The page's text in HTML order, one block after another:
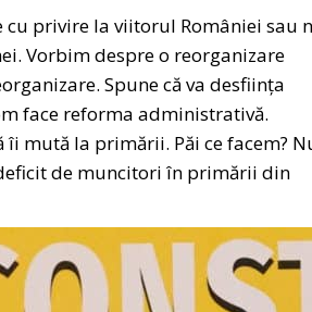
privire la viitorul României sau
Vorbim despre o reorganizare
Spune că va desființa
face reforma administrativă.
îi mută la primării. Păi ce facem?
de muncitori în primării din